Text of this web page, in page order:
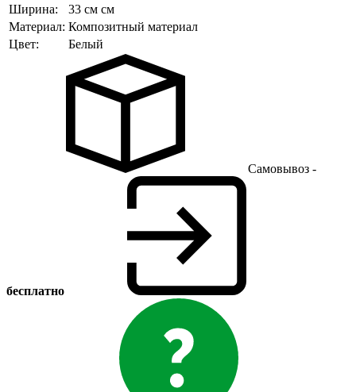
Ширина:
33 см см
Материал: Композитный материал
Цвет:
Белый
Самовывоз -
бесплатно